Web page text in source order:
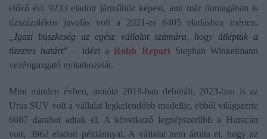
előző évi 9233 eladott járműhöz képest, ami már önmagában is
tízszázalékos javulás volt a 2021-es 8405 eladáshoz mérten.
„Igazi büszkeség az egész vállalat számára, hogy átléptük a
tízezres határt" – idézi a Robb ReportStephan Winkelmann
vezérigazgató nyilatkozatát.
Mint minden évben, amióta 2018-ban debütált, 2023-ban is az
Urus SUV volt a vállalat legkelendőbb modellje, ebből világszerte
6087 darabot adtak el. A következő legnépszerűbb a Huracán
volt, 3962 eladott példánnyal. A vállalat nem árulta el, hogy az